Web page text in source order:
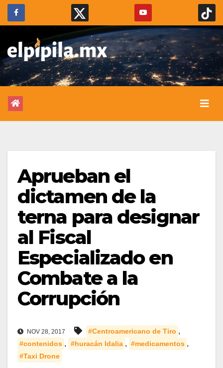
Aprueban el
dictamen de la
terna para designar
al Fiscal
Especializado en
Combate a la
Corrupción
NOV 28, 2017 #Centroamericano de Tiro ,
#contenidos , #huracán Idalia , #medicamentos ,
#Taxi Drone